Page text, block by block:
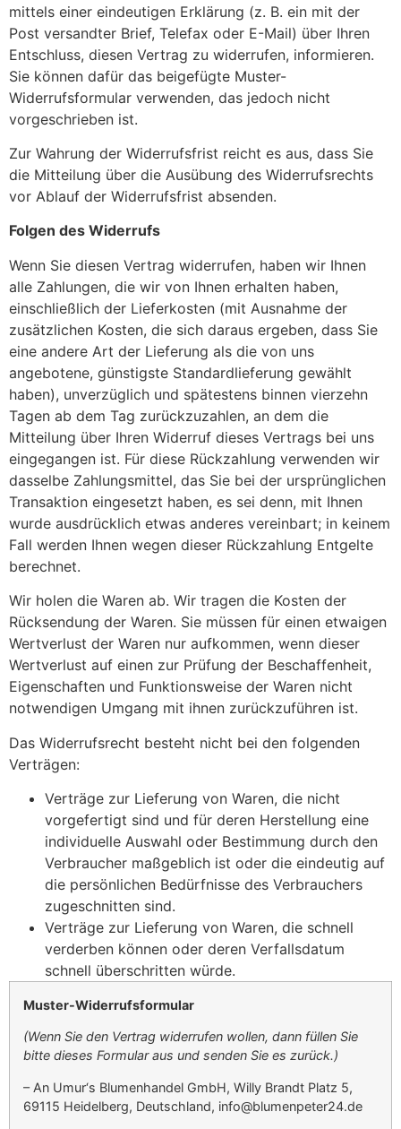
mittels einer eindeutigen Erklärung (z. B. ein mit der
Post versandter Brief, Telefax oder E-Mail) über Ihren
Entschluss, diesen Vertrag zu widerrufen, informieren.
Sie können dafür das beigefügte Muster-
Widerrufsformular verwenden, das jedoch nicht
vorgeschrieben ist.
Zur Wahrung der Widerrufsfrist reicht es aus, dass Sie
die Mitteilung über die Ausübung des Widerrufsrechts
vor Ablauf der Widerrufsfrist absenden.
Folgen des Widerrufs
Wenn Sie diesen Vertrag widerrufen, haben wir Ihnen
alle Zahlungen, die wir von Ihnen erhalten haben,
einschließlich der Lieferkosten (mit Ausnahme der
zusätzlichen Kosten, die sich daraus ergeben, dass Sie
eine andere Art der Lieferung als die von uns
angebotene, günstigste Standardlieferung gewählt
haben), unverzüglich und spätestens binnen vierzehn
Tagen ab dem Tag zurückzuzahlen, an dem die
Mitteilung über Ihren Widerruf dieses Vertrags bei uns
eingegangen ist. Für diese Rückzahlung verwenden wir
dasselbe Zahlungsmittel, das Sie bei der ursprünglichen
Transaktion eingesetzt haben, es sei denn, mit Ihnen
wurde ausdrücklich etwas anderes vereinbart; in keinem
Fall werden Ihnen wegen dieser Rückzahlung Entgelte
berechnet.
Wir holen die Waren ab. Wir tragen die Kosten der
Rücksendung der Waren. Sie müssen für einen etwaigen
Wertverlust der Waren nur aufkommen, wenn dieser
Wertverlust auf einen zur Prüfung der Beschaffenheit,
Eigenschaften und Funktionsweise der Waren nicht
notwendigen Umgang mit ihnen zurückzuführen ist.
Das Widerrufsrecht besteht nicht bei den folgenden
Verträgen:
Verträge zur Lieferung von Waren, die nicht
vorgefertigt sind und für deren Herstellung eine
individuelle Auswahl oder Bestimmung durch den
Verbraucher maßgeblich ist oder die eindeutig auf
die persönlichen Bedürfnisse des Verbrauchers
zugeschnitten sind.
Verträge zur Lieferung von Waren, die schnell
verderben können oder deren Verfallsdatum
schnell überschritten würde.
Muster-Widerrufsformular
(Wenn Sie den Vertrag widerrufen wollen, dann füllen Sie
bitte dieses Formular aus und senden Sie es zurück.)
– An Umur‘s Blumenhandel GmbH, Willy Brandt Platz 5,
69115 Heidelberg, Deutschland, info@blumenpeter24.de